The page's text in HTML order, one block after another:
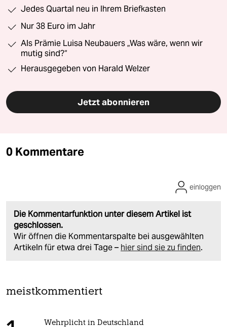
Jedes Quartal neu in Ihrem Briefkasten
Nur 38 Euro im Jahr
Als Prämie Luisa Neubauers „Was wäre, wenn wir
mutig sind?“
Herausgegeben von Harald Welzer
Jetzt abonnieren
0 Kommentare
Die Kommentarfunktion unter diesem Artikel ist
geschlossen.
Wir öffnen die Kommentarspalte bei ausgewählten
Artikeln für etwa drei Tage – hier sind sie zu finden.
einloggen
meistkommentiert
Wehrplicht in Deutschland